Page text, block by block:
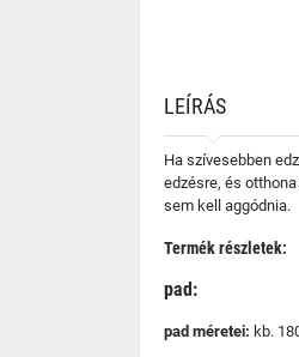
LEÍRÁS
Ha szívesebben
edzésre, és
sem kell aggódnia.
Termék részletek:
pad:
pad méretei: kb.